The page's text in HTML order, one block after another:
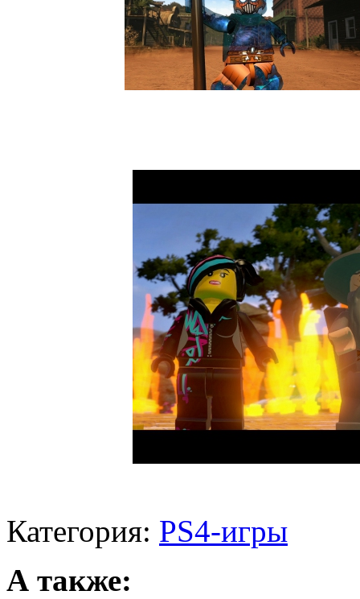
Категория: PS4-игры
А также: